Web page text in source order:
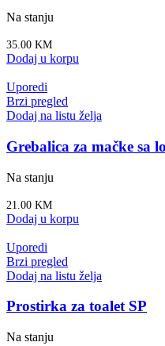
Na stanju
35.00 KM
Dodaj u korpu
Uporedi
Brzi pregled
Dodaj na listu želja
Grebalica za mačke sa
Na stanju
21.00 KM
Dodaj u korpu
Uporedi
Brzi pregled
Dodaj na listu želja
Prostirka za toalet SP
Na stanju